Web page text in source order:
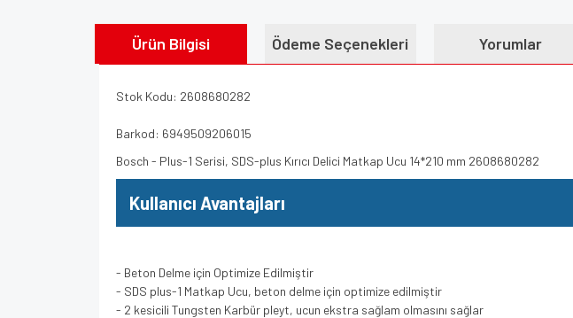
Ürün Bilgisi Ödeme Seçenekleri Yorumlar
Stok Kodu: 2608680282
Barkod: 6949509206015
Bosch - Plus-1 Serisi, SDS-plus Kırıcı Delici Matkap Ucu 14*210 mm 2608680282
Kullanıcı Avantajları
- Beton Delme için Optimize Edilmiştir
- SDS plus-1 Matkap Ucu, beton delme için optimize edilmiştir
- 2 kesicili Tungsten Karbür pleyt, ucun ekstra sağlam olmasını sağlar